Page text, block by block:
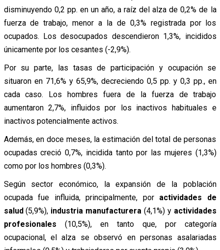
disminuyendo 0,2 pp. en un año, a raíz del alza de 0,2% de la
fuerza de trabajo, menor a la de 0,3% registrada por los
ocupados. Los desocupados descendieron 1,3%, incididos
únicamente por los cesantes (-2,9%).
Por su parte, las tasas de participación y ocupación se
situaron en 71,6% y 65,9%, decreciendo 0,5 pp. y 0,3 pp., en
cada caso. Los hombres fuera de la fuerza de trabajo
aumentaron 2,7%, influidos por los inactivos habituales e
inactivos potencialmente activos.
Además, en doce meses, la estimación del total de personas
ocupadas creció 0,7%, incidida tanto por las mujeres (1,3%)
como por los hombres (0,3%).
Según sector económico, la expansión de la población
ocupada fue influida, principalmente, por actividades de
salud(5,9%), industria manufacturera (4,1%) y actividades
profesionales (10,5%), en tanto que, por categoría
ocupacional, el alza se observó en personas asalariadas